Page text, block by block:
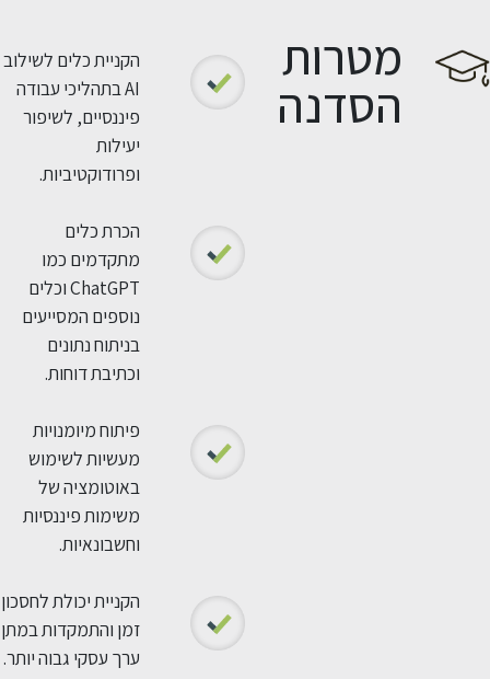
מטרות
הסדנה
הקניית כלים לשילוב
AI בתהליכי עבודה
פיננסיים, לשיפור
יעילות
ופרודוקטיביות.
הכרת כלים
מתקדמים כמו
ChatGPT וכלים
נוספים המסייעים
בניתוח נתונים
וכתיבת דוחות.
פיתוח מיומנויות
מעשיות לשימוש
באוטומציה של
משימות פיננסיות
וחשבונאיות.
הקניית יכולת לחסכון
זמן והתמקדות במתן
ערך עסקי גבוה יותר.